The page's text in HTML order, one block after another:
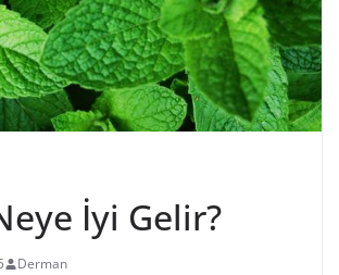
İyi Gelir?
Derman